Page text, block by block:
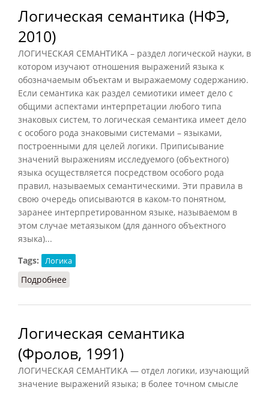
Логическая семантика (НФЭ,
2010)
ЛОГИЧЕСКАЯ СЕМАНТИКА – раздел логической науки, в
котором изучают отношения выражений языка к
обозначаемым объектам и выражаемому содержанию.
Если семантика как раздел семиотики имеет дело с
общими аспектами интерпретации любого типа
знаковых систем, то логическая семантика имеет дело
с особого рода знаковыми системами – языками,
построенными для целей логики. Приписывание
значений выражениям исследуемого (объектного)
языка осуществляется посредством особого рода
правил, называемых семантическими. Эти правила в
свою очередь описываются в каком-то понятном,
заранее интерпретированном языке, называемом в
этом случае метаязыком (для данного объектного
языка)...
Tags:
Логика
Подробнее
Логическая семантика
(Фролов, 1991)
ЛОГИЧЕСКАЯ СЕМАНТИКА — отдел логики, изучающий
значение выражений языка; в более точном смысле